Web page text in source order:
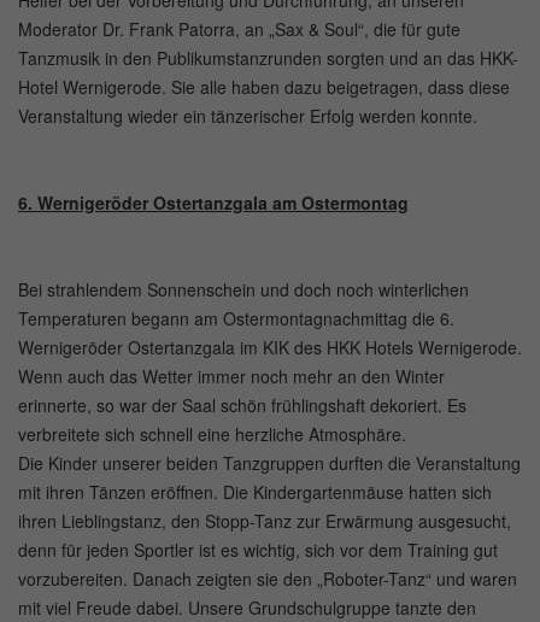
Moderator Dr. Frank Patorra, an „Sax & Soul“, die für gute
Tanzmusik in den Publikumstanzrunden sorgten und an das HKK-
Hotel Wernigerode. Sie alle haben dazu beigetragen, dass diese
Veranstaltung wieder ein tänzerischer Erfolg werden konnte.
6. Wernigeröder Ostertanzgala am Ostermontag
Bei strahlendem Sonnenschein und doch noch winterlichen
Temperaturen begann am Ostermontagnachmittag die 6.
Wernigeröder Ostertanzgala im KIK des HKK Hotels Wernigerode.
Wenn auch das Wetter immer noch mehr an den Winter
erinnerte, so war der Saal schön frühlingshaft dekoriert. Es
verbreitete sich schnell eine herzliche Atmosphäre.
Die Kinder unserer beiden Tanzgruppen durften die Veranstaltung
mit ihren Tänzen eröffnen. Die Kindergartenmäuse hatten sich
ihren Lieblingstanz, den Stopp-Tanz zur Erwärmung ausgesucht,
denn für jeden Sportler ist es wichtig, sich vor dem Training gut
vorzubereiten. Danach zeigten sie den „Roboter-Tanz“ und waren
mit viel Freude dabei. Unsere Grundschulgruppe tanzte den